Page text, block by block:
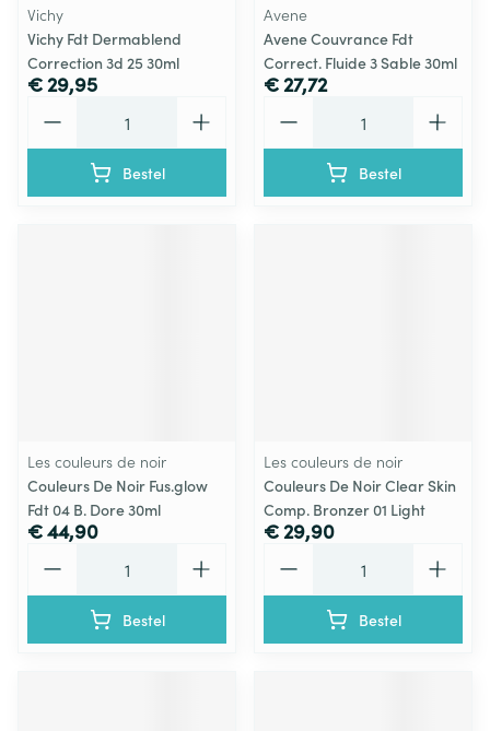
Vichy
Vichy Fdt Dermablend
Correction 3d 25 30ml
€ 29,95
Bestel
Avene
Avene Couvrance Fdt
Correct. Fluide 3 Sable 30ml
€ 27,72
Bestel
Les couleurs de noir
Couleurs De Noir Fus.glow
Fdt 04 B. Dore 30ml
€ 44,90
Bestel
Les couleurs de noir
Couleurs De Noir Clear Skin
Comp. Bronzer 01 Light
€ 29,90
Bestel